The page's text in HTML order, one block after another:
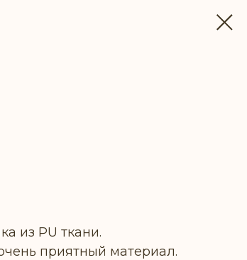
из PU ткани.
приятный материал.